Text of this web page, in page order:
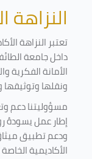
النزاهة
تعتبر النزاهة
داخل جامعة
الأمانة الفكرية
ونقلها
مسؤوليتنا دعم
إطار عمل يسودهُ
ودعم تطبيق
الأكاديمية